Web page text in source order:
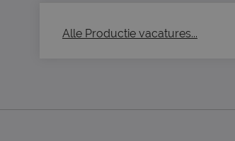
Alle Productie vacatures...